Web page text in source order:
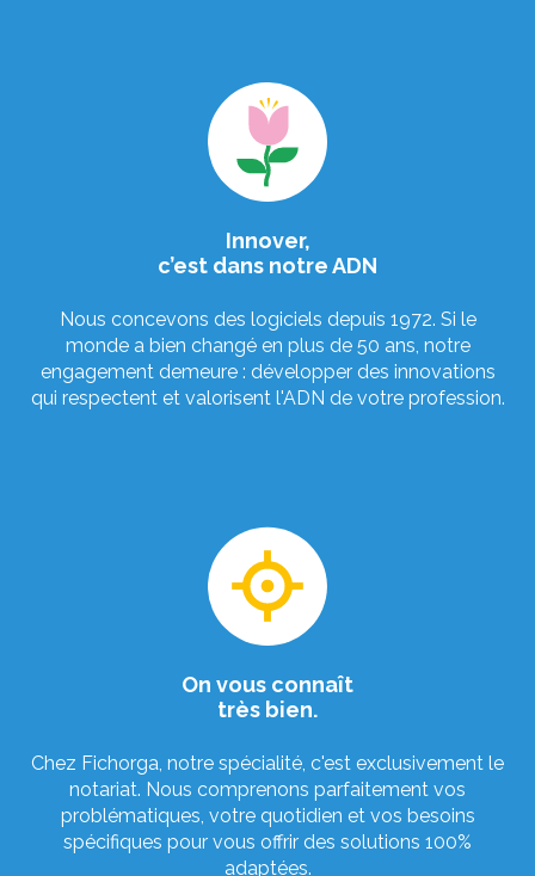
Innover,
c’est dans notre ADN
Nous concevons des logiciels depuis 1972. Si le
monde a bien changé en plus de 50 ans, notre
engagement demeure : développer des innovations
qui respectent et valorisent l'ADN de votre profession.
On vous connaît
très bien.
Chez Fichorga, notre spécialité, c'est exclusivement le
notariat. Nous comprenons parfaitement vos
problématiques, votre quotidien et vos besoins
spécifiques pour vous offrir des solutions 100%
adaptées.